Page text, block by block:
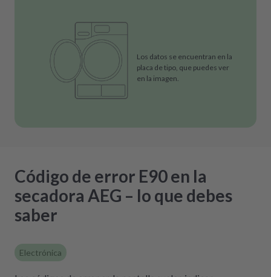
Los datos se encuentran en la
placa de tipo, que puedes ver
en la imagen.
Código de error E90 en la
secadora AEG – lo que debes
saber
Electrónica